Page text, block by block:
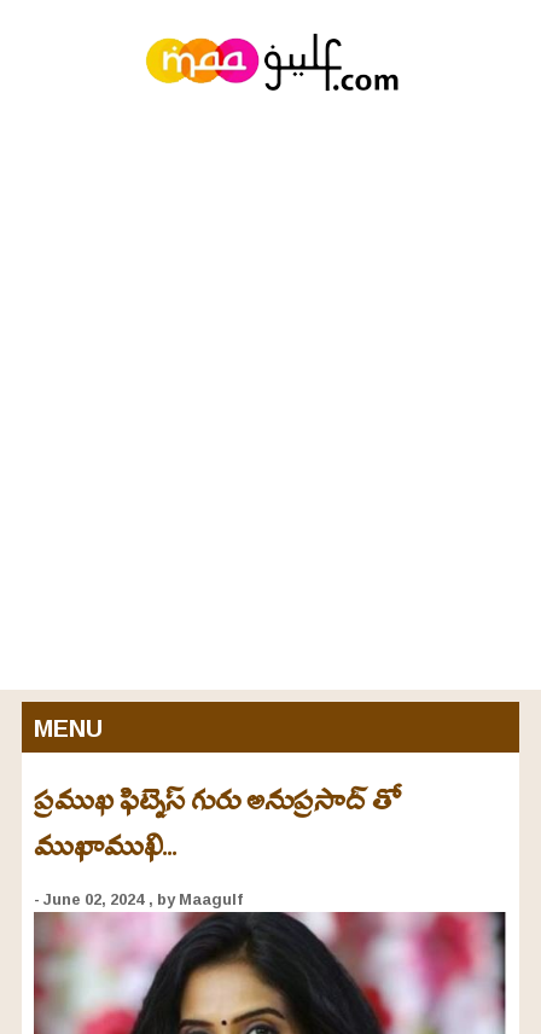
MENU
ప్రముఖ ఫిట్నెస్ గురు అనుప్రసాద్ తో
ముఖాముఖి...
- June 02, 2024 , by Maagulf